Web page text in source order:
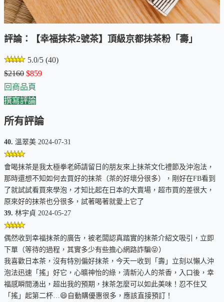
評論：【幸福抹茶2號茶】頂級京都抹茶粉「壽」
5.0/5 (40)
$2160 $859
回商品頁
撰寫評論
所有評論
40. 溫翠美 2024-07-31
會喝抹茶是我太極拳老師請留日的朋友來上抹茶文化禮節及沖泡法，
那時還想不知如何去買好的抹茶（茶的好壞分很多），剛好在FB看到
了就試試看買來學泡，才知比起在日本的大賣場，超市買的差很大，
原來好的抹茶也分很多，試著喝著就愛上它了
39. 林宇貞 2024-05-27
偶然收到幸福抹茶的廣告，被老闆認真踏實的抹茶介紹文吸引，立即
下單（等待的過程，其實多少有些擔心網路詐騙😝）
我喜歡日本茶，沒有特別偏好抹茶，今天一收到「壽」立刻以懶人沖
泡法迅速「搖」好它，心曠神怡的綠，清新沁人的茶香，入口後，幸
福感瞬間湧出，超出我的預期，抹茶怎麼可以如此美味！忍不住又
「搖」起第二杯…😄自動購優惠很多，應該直接預訂！